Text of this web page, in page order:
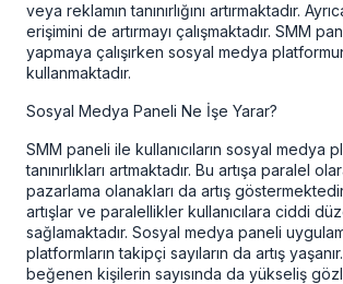
veya reklamın tanınırlığını artırmaktadır.
erişimini de artırmayı çalışmaktadır. SMM
yapmaya çalışırken sosyal medya
kullanmaktadır.
Sosyal Medya Paneli Ne İşe Yarar?
SMM paneli ile kullanıcıların sosyal medya
tanınırlıkları artmaktadır. Bu artışa paralel
pazarlama olanakları da artış
artışlar ve paralellikler kullanıcılara ciddi
sağlamaktadır. Sosyal medya paneli
platformların takipçi sayıların da artış
beğenen kişilerin sayısında da yükseliş